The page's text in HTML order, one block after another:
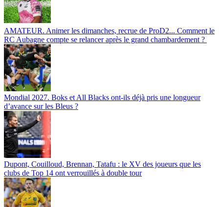
AMATEUR. Animer les dimanches, recrue de ProD2... Comment le
RC Aubagne compte se relancer après le grand chambardement ?
Mondial 2027. Boks et All Blacks ont-ils déjà pris une longueur
d’avance sur les Bleus ?
Dupont, Couilloud, Brennan, Tatafu : le XV des joueurs que les
clubs de Top 14 ont verrouillés à double tour